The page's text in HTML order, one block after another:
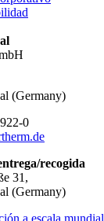
(Germany)
0
recogida
31,
(Germany)
a escala mundial